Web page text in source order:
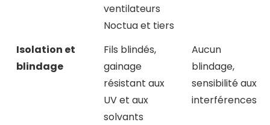
ventilateurs
Noctua et tiers
Isolation et
blindage
Fils blindés,
gainage
résistant aux
UV et aux
solvants
Aucun
blindage,
sensibilité aux
interférences